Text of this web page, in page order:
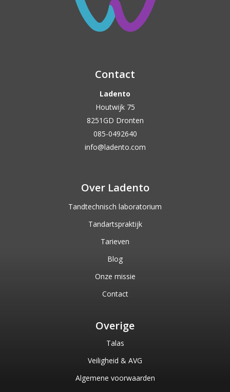
Contact
Ladento
Houtwijk 75
8251GD Dronten
085-0492640
info@ladento.com
Over Ladento
Tandtechnisch laboratorium
Tandartspraktijk
Tarieven
Blog
Onze missie
Contact
Overige
Talas
Veiligheid & AVG
Algemene voorwaarden